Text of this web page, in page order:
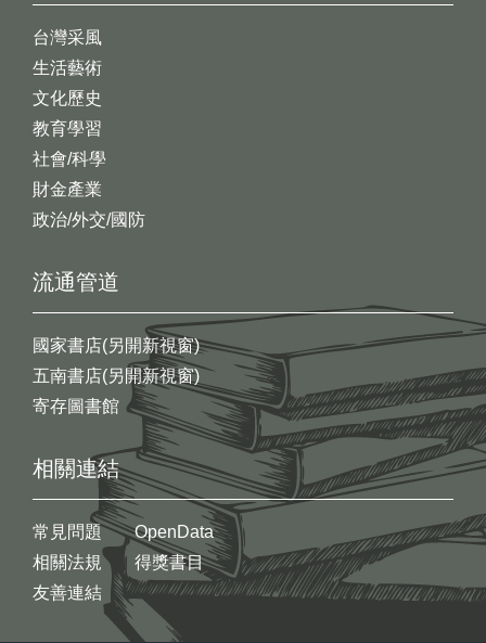
台灣采風
生活藝術
文化歷史
教育學習
社會/科學
財金產業
政治/外交/國防
流通管道
國家書店(另開新視窗)
五南書店(另開新視窗)
寄存圖書館
相關連結
常見問題
相關法規
友善連結
OpenData
得獎書目